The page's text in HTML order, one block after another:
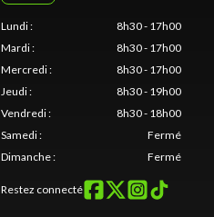
Lundi:
8h30 - 17h00
Mardi:
8h30 - 17h00
Mercredi:
8h30 - 17h00
Jeudi:
8h30 - 19h00
Vendredi:
8h30 - 18h00
Samedi:
Fermé
Dimanche: Fermé
Restez connecté